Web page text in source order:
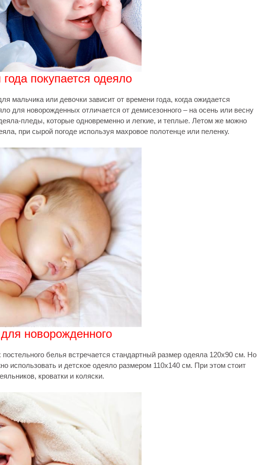
покупается одеяло
мальчика или девочки зависит от времени года, когда ожидается
для новорожденных отличается от демисезонного – на осень или весну
пледы, которые одновременно и легкие, и теплые. Летом же можно
при сырой погоде используя махровое полотенце или пеленку.
новорожденного
белья встречается стандартный размер одеяла 120х90 см. Но
использовать и детское одеяло размером 110х140 см. При этом стоит
кроватки и коляски.